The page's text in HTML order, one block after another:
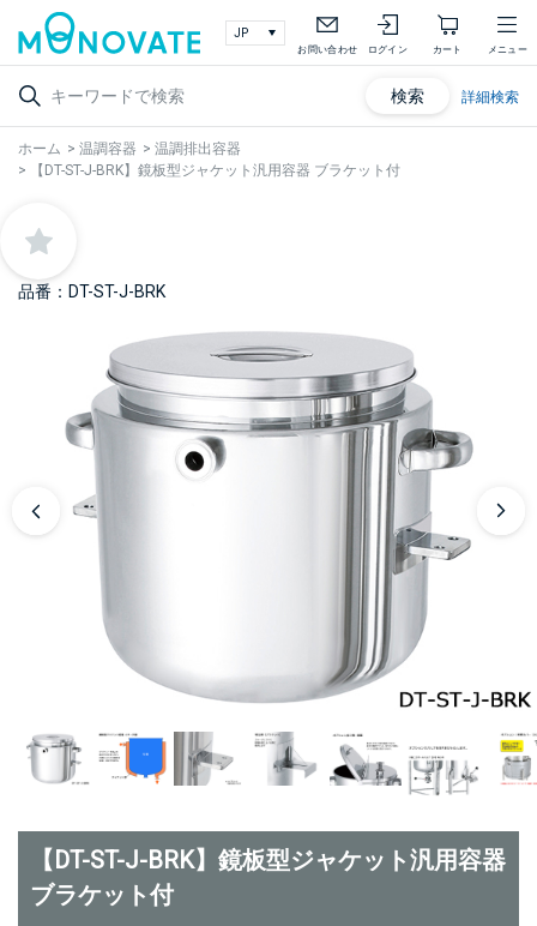
お問い合わせ ログイン カート メニュー
検索 詳細検索
ホーム > 温調容器 > 温調排出容器
>
【DT-ST-J-BRK】鏡板型ジャケット汎用容器 ブラケット付
品番：DT-ST-J-BRK
【DT-ST-J-BRK】鏡板型ジャケット汎用容器
ブラケット付